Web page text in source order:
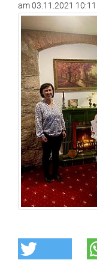
am03.11.2021 10:11